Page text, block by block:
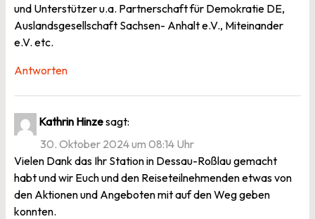
und Unterstützer u.a. Partnerschaft für Demokratie DE,
Auslandsgesellschaft Sachsen- Anhalt e.V., Miteinander
e.V. etc.
Antworten
Kathrin Hinzesagt:
30. Oktober 2024 um 08:14 Uhr
Vielen Dank das Ihr Station in Dessau-Roßlau gemacht
habt und wir Euch und den Reiseteilnehmenden etwas von
den Aktionen und Angeboten mit auf den Weg geben
konnten.